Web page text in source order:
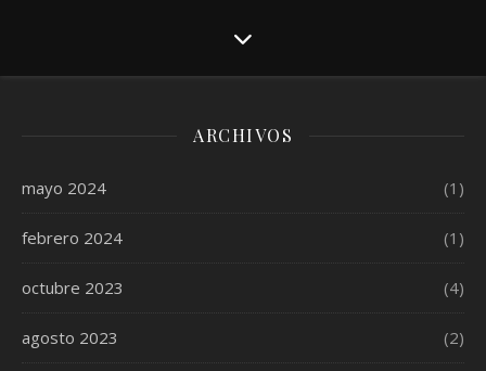
ARCHIVOS
mayo 2024 (1)
febrero 2024 (1)
octubre 2023 (4)
agosto 2023 (2)